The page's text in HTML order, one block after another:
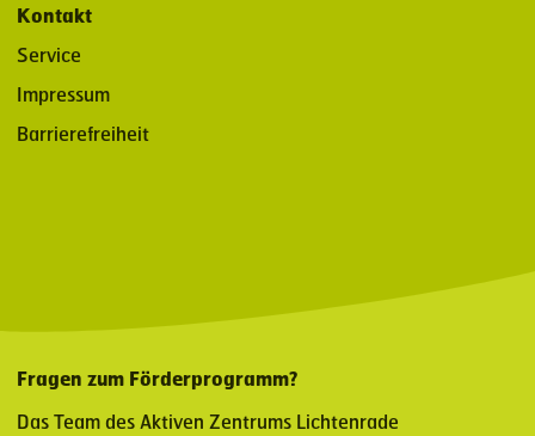
Kontakt
Service
Impressum
Barrierefreiheit
Fragen zum Förderprogramm?
Das Team des Aktiven Zentrums Lichtenrade